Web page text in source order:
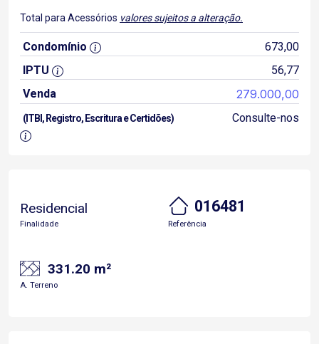
Total para Acessórios valores sujeitos a alteração.
Condomínio
673,00
IPTU
56,77
Venda
279.000,00
(ITBI, Registro, Escritura e Certidões) Consulte-nos
Residencial
Finalidade
016481
Referência
331.20 m²
A. Terreno